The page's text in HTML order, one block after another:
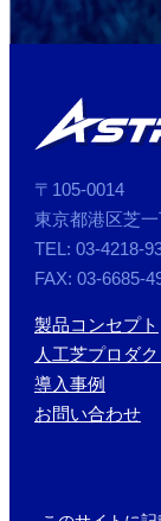
〒105-0014
東京都港区芝
TEL: 03-4218-
FAX: 03-6685-
製品コンセプト
人工芝プロダク
導入事例
お問い合わせ